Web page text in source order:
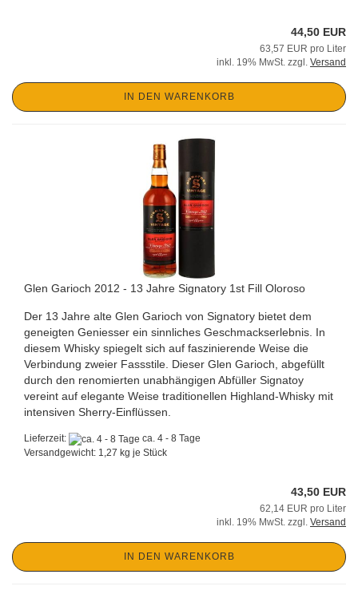
44,50 EUR
63,57 EUR pro Liter
inkl. 19% MwSt. zzgl. Versand
IN DEN WARENKORB
Glen Garioch 2012 - 13 Jahre Signatory 1st Fill Oloroso
Der 13 Jahre alte Glen Garioch von Signatory bietet dem
geneigten Geniesser ein sinnliches Geschmackserlebnis. In
diesem Whisky spiegelt sich auf faszinierende Weise die
Verbindung zweier Fassstile. Dieser Glen Garioch, abgefüllt
durch den renomierten unabhängigen Abfüller Signatoy
vereint auf elegante Weise traditionellen Highland-Whisky mit
intensiven Sherry-Einflüssen.
Lieferzeit:
ca. 4 - 8 Tage
Versandgewicht: 1,27 kg je Stück
43,50 EUR
62,14 EUR pro Liter
inkl. 19% MwSt. zzgl. Versand
IN DEN WARENKORB